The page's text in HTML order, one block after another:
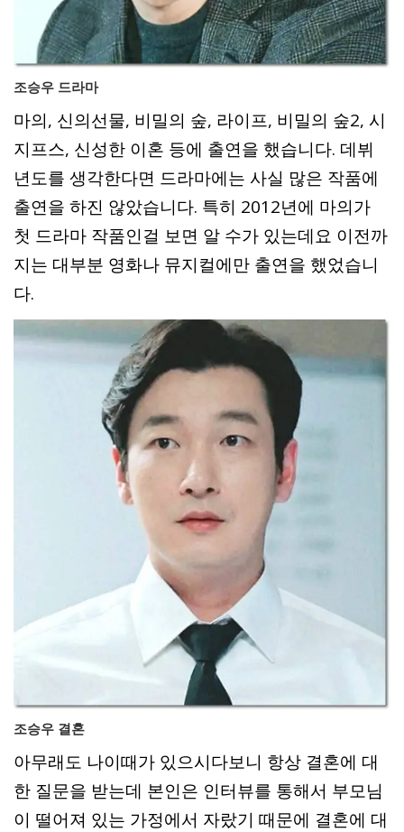
조승우 드라마
마의, 신의선물, 비밀의 숲, 라이프, 비밀의 숲2, 시
지프스, 신성한 이혼 등에 출연을 했습니다. 데뷔
년도를 생각한다면 드라마에는 사실 많은 작품에
출연을 하진 않았습니다. 특히 2012년에 마의가
첫 드라마 작품인걸 보면 알 수가 있는데요 이전까
지는 대부분 영화나 뮤지컬에만 출연을 했었습니
다.
조승우 결혼
아무래도 나이때가 있으시다보니 항상 결혼에 대
한 질문을 받는데 본인은 인터뷰를 통해서 부모님
이 떨어져 있는 가정에서 자랐기 때문에 결혼에 대